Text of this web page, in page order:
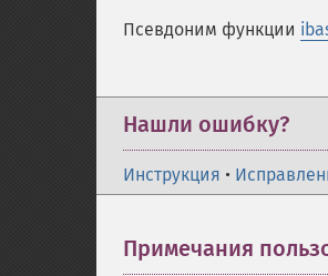
Псевдоним функции
Нашли ошибку?
Инструкция •
Примечания